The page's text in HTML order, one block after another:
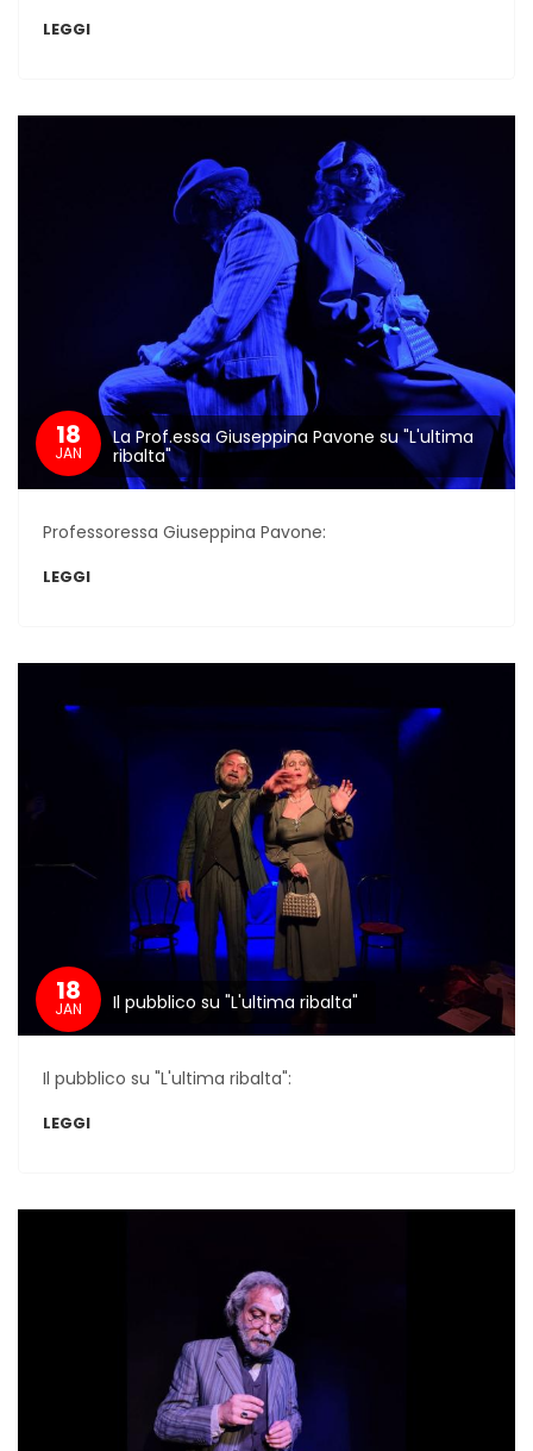
LEGGI
18
JAN
La Prof.essa Giuseppina Pavone su "L'ultima
ribalta"
Professoressa Giuseppina Pavone:
LEGGI
18
JAN Il pubblico su "L'ultima ribalta"
Il pubblico su "L'ultima ribalta":
LEGGI